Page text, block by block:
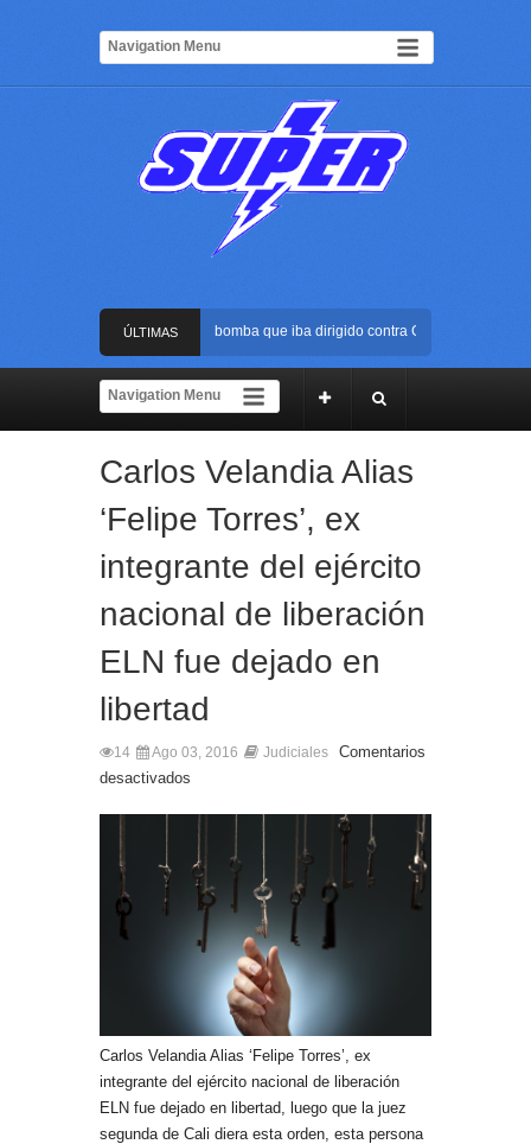
ÚLTIMAS
NOTICIAS
Frustran atentado con bus bomba que iba dirigido contra Cali durante la
La Arena USC será el escenario de la posesión presidencial de Abelardo de
Rápida reacción policial evitó que presunto agresor escapara tras atacar a
Frustran atentado con bus bomba que iba dirigido contra Cali durante la
Carlos Velandia Alias
‘Felipe Torres’, ex
integrante del ejército
nacional de liberación
ELN fue dejado en
libertad
14 Ago 03, 2016 Judiciales
Comentarios
desactivados
Carlos Velandia Alias ‘Felipe Torres’, ex
integrante del ejército nacional de liberación
ELN fue dejado en libertad, luego que la juez
segunda de Cali diera esta orden, esta persona